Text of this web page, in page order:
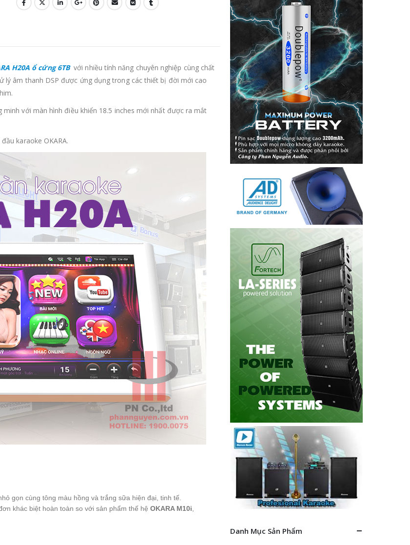
H20A ổ cứng 6TB với nhiều tính năng chuyên nghiệp cùng chất
âm thanh DSP được ứng dụng trong các thiết bị đời mới cao
minh với màn hình điều khiển 18.5 inches mới nhất được ra mắt
karaoke OKARA.
gọn cùng tông màu hồng và trắng sữa hiện đại, tinh tế.
khác biệt hoàn toàn so với sản phẩm thế hệ OKARA M10i
Danh Mục Sản Phẩm